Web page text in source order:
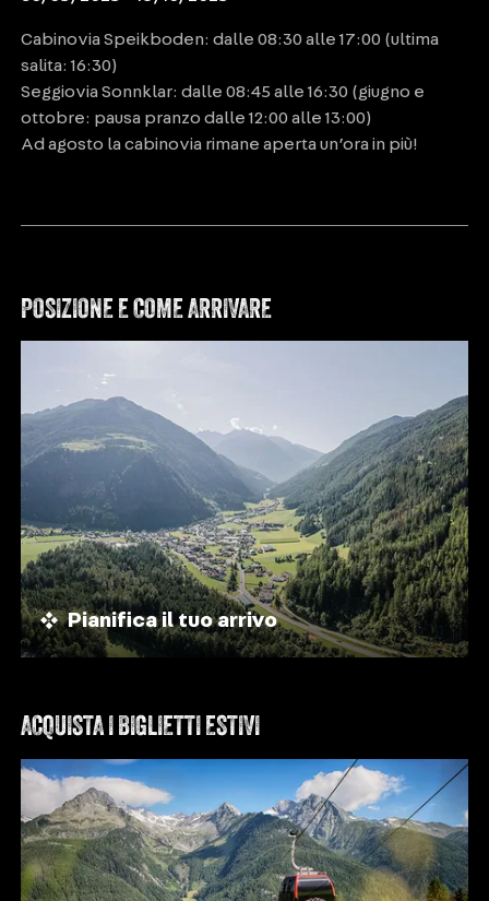
Cabinovia Speikboden: dalle 08:30 alle 17:00 (ultima
salita: 16:30)
Seggiovia Sonnklar: dalle 08:45 alle 16:30 (giugno e
ottobre: pausa pranzo dalle 12:00 alle 13:00)
Ad agosto la cabinovia rimane aperta un’ora in più!
POSIZIONE E COME ARRIVARE
Pianifica il tuo arrivo
ACQUISTA I BIGLIETTI ESTIVI